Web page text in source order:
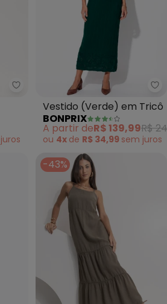
juros
Vestido (Verde) em Tricô
BONPRIX
A partir deR$ 139,99R$
ou 4x de R$ 34,99 sem juros
-43%